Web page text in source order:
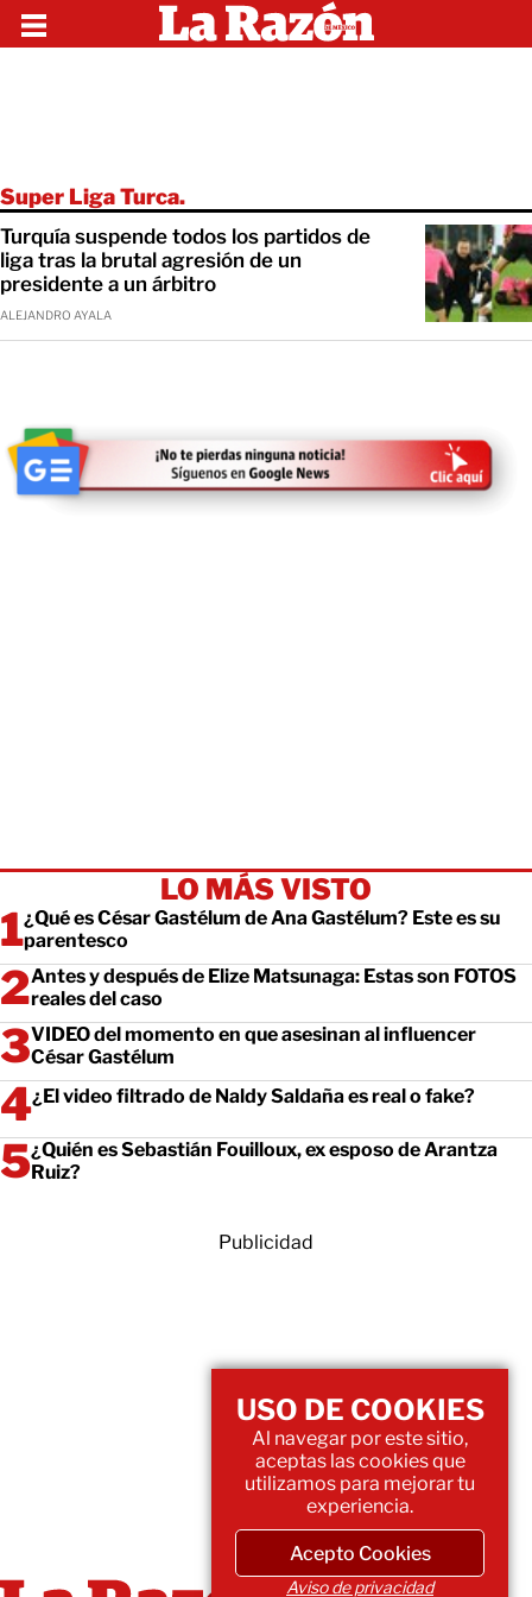
Super Liga Turca.
Turquía suspende todos los partidos de
liga tras la brutal agresión de un
presidente a un árbitro
ALEJANDRO AYALA
LO MÁS VISTO
¿Qué es César Gastélum de Ana Gastélum? Este es su
parentesco
Antes y después de Elize Matsunaga: Estas son FOTOS
reales del caso
VIDEO del momento en que asesinan al influencer
César Gastélum
¿El video filtrado de Naldy Saldaña es real o fake?
¿Quién es Sebastián Fouilloux, ex esposo de Arantza
Ruiz?
Publicidad
USO DE COOKIES
Al navegar por este sitio,
aceptas las cookies que
utilizamos para mejorar tu
experiencia.
Acepto Cookies
Aviso de privacidad